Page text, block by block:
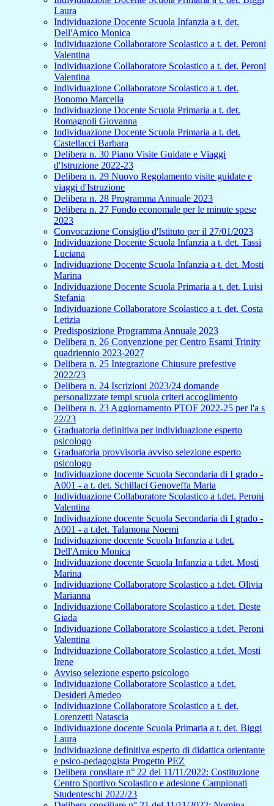
Laura
Individuazione Docente Scuola Infanzia a t. det.
Dell'Amico Monica
Individuazione Collaboratore Scolastico a t. det. Peroni
Valentina
Individuazione Collaboratore Scolastico a t. det. Peroni
Valentina
Individuazione Collaboratore Scolastico a t. det.
Bonomo Marcella
Individuazione Docente Scuola Primaria a t. det.
Romagnoli Giovanna
Individuazione Docente Scuola Primaria a t. det.
Castellacci Barbara
Delibera n. 30 Piano Visite Guidate e Viaggi
d'Istruzione 2022-23
Delibera n. 29 Nuovo Regolamento visite guidate e
viaggi d'Istruzione
Delibera n. 28 Programma Annuale 2023
Delibera n. 27 Fondo economale per le minute spese
2023
Convocazione Consiglio d'Istituto per il 27/01/2023
Individuazione Docente Scuola Infanzia a t. det. Tassi
Luciana
Individuazione Docente Scuola Infanzia a t. det. Mosti
Marina
Individuazione Docente Scuola Primaria a t. det. Luisi
Stefania
Individuazione Collaboratore Scolastico a t. det. Costa
Letizia
Predisposizione Programma Annuale 2023
Delibera n. 26 Convenzione per Centro Esami Trinity
quadriennio 2023-2027
Delibera n. 25 Integrazione Chiusure prefestive
2022/23
Delibera n. 24 Iscrizioni 2023/24 domande
personalizzate tempi scuola criteri accoglimento
Delibera n. 23 Aggiornamento PTOF 2022-25 per l'a s
22/23
Graduatoria definitiva per individuazione esperto
psicologo
Graduatoria provvisoria avviso selezione esperto
psicologo
Individuazione docente Scuola Secondaria di I grado -
A001 - a t. det. Schillaci Genoveffa Maria
Individuazione Collaboratore Scolastico a t.det. Peroni
Valentina
Individuazione docente Scuola Secondaria di I grado -
A001 - a t.det. Talamona Noemi
Individuazione docente Scuola Infanzia a t.det.
Dell'Amico Monica
Individuazione docente Scuola Infanzia a t.det. Mosti
Marina
Individuazione Collaboratore Scolastico a t.det. Olivia
Marianna
Individuazione Collaboratore Scolastico a t.det. Deste
Giada
Individuazione Collaboratore Scolastico a t.det. Peroni
Valentina
Individuazione Collaboratore Scolastico a t.det. Mosti
Irene
Avviso selezione esperto psicologo
Individuazione Collaboratore Scolastico a t.det.
Desideri Amedeo
Individuazione Collaboratore Scolastico a t. det.
Lorenzetti Natascia
Individuazione docente Scuola Primaria a t. det. Biggi
Laura
Individuazione definitiva esperto di didattica orientante
e psico-pedagogista Progetto PEZ
Delibera consliare n° 22 del 11/11/2022: Costituzione
Centro Sportivo Scolastico e adesione Campionati
Studenteschi 2022/23